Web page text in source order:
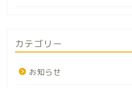
カテゴリー
お知らせ